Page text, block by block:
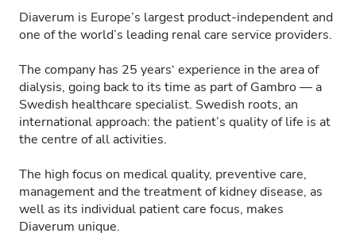
Diaverum is Europe’s largest product-independent and
one of the world’s leading renal care service providers.
The company has 25 years‘ experience in the area of
dialysis, going back to its time as part of Gambro — a
Swedish healthcare specialist. Swedish roots, an
international approach: the patient’s quality of life is at
the centre of all activities.
The high focus on medical quality, preventive care,
management and the treatment of kidney disease, as
well as its individual patient care focus, makes
Diaverum unique.